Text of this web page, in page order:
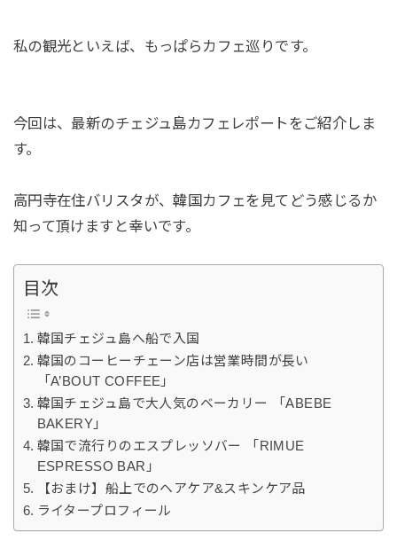
私の観光といえば、もっぱらカフェ巡りです。
今回は、最新のチェジュ島カフェレポートをご紹介しま
す。
高円寺在住バリスタが、韓国カフェを見てどう感じるか
知って頂けますと幸いです。
目次
韓国チェジュ島へ船で入国
韓国のコーヒーチェーン店は営業時間が長い
「A’BOUT COFFEE」
韓国チェジュ島で大人気のベーカリー 「ABEBE
BAKERY」
韓国で流行りのエスプレッソバー 「RIMUE
ESPRESSO BAR」
【おまけ】船上でのヘアケア&スキンケア品
ライタープロフィール